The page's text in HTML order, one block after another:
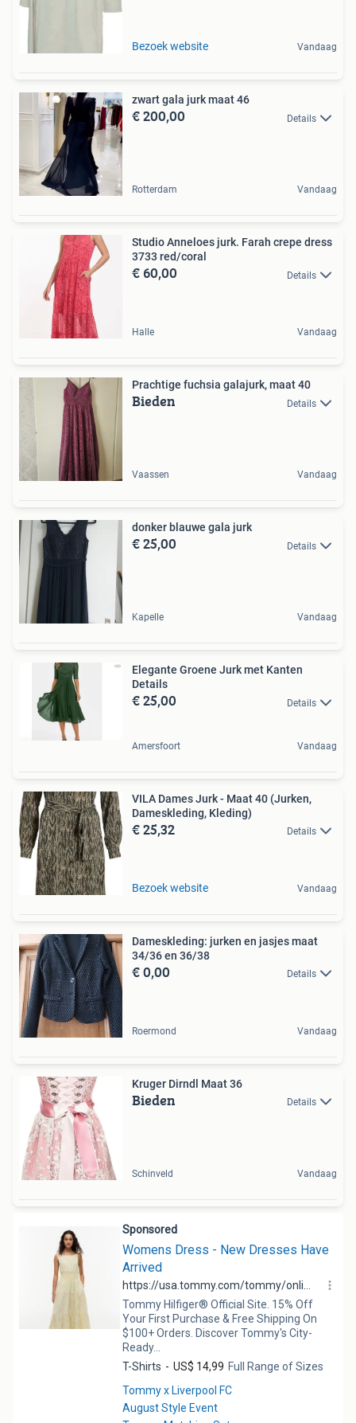
Bezoek website Vandaag
zwart gala jurk maat 46
€ 200,00 Details
Rotterdam Vandaag
Studio Anneloes jurk. Farah crepe dress
3733 red/coral
€ 60,00 Details
Halle Vandaag
Prachtige fuchsia galajurk, maat 40
Bieden Details
Vaassen Vandaag
donker blauwe gala jurk
€ 25,00 Details
Kapelle Vandaag
Elegante Groene Jurk met Kanten
Details
€ 25,00 Details
Amersfoort Vandaag
VILA Dames Jurk - Maat 40 (Jurken,
Dameskleding, Kleding)
€ 25,32 Details
Bezoek website Vandaag
Dameskleding: jurken en jasjes maat
34/36 en 36/38
€ 0,00 Details
Roermond Vandaag
Kruger Dirndl Maat 36
Bieden Details
Schinveld Vandaag